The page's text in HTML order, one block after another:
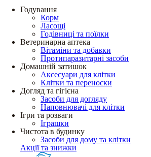
Годування
Корм
Ласощі
Годівниці та поїлки
Ветеринарна аптека
Вітаміни та добавки
Протипаразитарні засоби
Домашній затишок
Аксесуари для клітки
Клітки та переноски
Догляд та гігієна
Засоби для догляду
Наповнювачі для клітки
Ігри та розваги
Іграшки
Чистота в будинку
Засоби для дому та клітки
Акції та знижки